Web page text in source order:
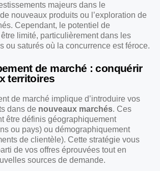
majeurs dans le
nouveaux produits ou l’exploration de
Cependant, le potentiel de
limité, particulièrement dans les
ou saturés où la concurrence est féroce.
de marché : conquérir
territoires
de marché implique d’introduire vos
dans de nouveaux marchés. Ces
être définis géographiquement
ou pays) ou démographiquement
de clientèle). Cette stratégie vous
de vos offres éprouvées tout en
sources de demande.